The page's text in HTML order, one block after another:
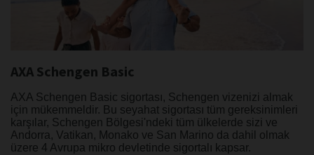
AXA Schengen Basic
AXA Schengen Basic sigortası, Schengen vizenizi almak
için mükemmeldir. Bu seyahat sigortası tüm gereksinimleri
karşılar, Schengen Bölgesi'ndeki tüm ülkelerde sizi ve
Andorra, Vatikan, Monako ve San Marino da dahil olmak
üzere 4 Avrupa mikro devletinde sigortalı kapsar.